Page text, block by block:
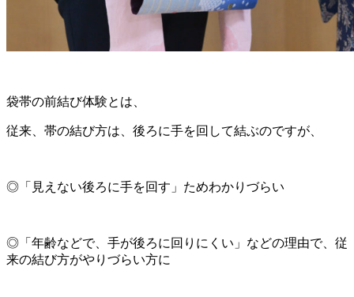
袋帯の前結び体験とは、
従来、帯の結び方は、後ろに手を回して結ぶのですが、
◎「見えない後ろに手を回す」ためわかりづらい
◎「年齢などで、手が後ろに回りにくい」などの理由で、従
来の結び方がやりづらい方に